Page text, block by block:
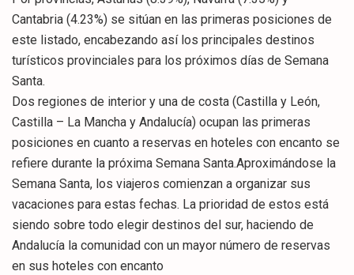
Cantabria (4.23%) se sitúan en las primeras posiciones de
este listado, encabezando así los principales destinos
turísticos provinciales para los próximos días de Semana
Santa.
Dos regiones de interior y una de costa (Castilla y León,
Castilla – La Mancha y Andalucía) ocupan las primeras
posiciones en cuanto a reservas en hoteles con encanto se
refiere durante la próxima Semana Santa.Aproximándose la
Semana Santa, los viajeros comienzan a organizar sus
vacaciones para estas fechas. La prioridad de estos está
siendo sobre todo elegir destinos del sur, haciendo de
Andalucía la comunidad con un mayor número de reservas
en sus hoteles con encanto